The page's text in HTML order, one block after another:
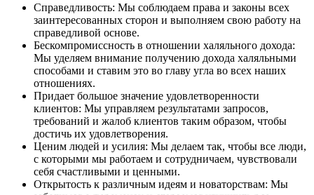
Справедливость: Мы соблюдаем права и законы всех
заинтересованных сторон и выполняем свою работу на
справедливой основе.
Бескомпромиссность в отношении халяльного дохода:
Мы уделяем внимание получению дохода халяльными
способами и ставим это во главу угла во всех наших
отношениях.
Придает большое значение удовлетворенности
клиентов: Мы управляем результатами запросов,
требований и жалоб клиентов таким образом, чтобы
достичь их удовлетворения.
Ценим людей и усилия: Мы делаем так, чтобы все люди,
с которыми мы работаем и сотрудничаем, чувствовали
себя счастливыми и ценными.
Открытость к различным идеям и новаторствам: Мы